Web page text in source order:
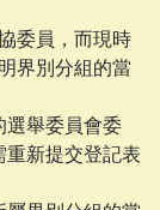
委員，而現時
界別分組的當
選舉委員會委
重新提交登記表